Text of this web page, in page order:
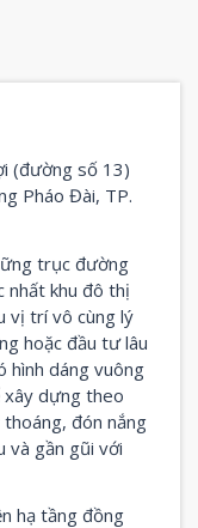
(đường số 13)
Pháo Đài, TP.
trục đường
nhất khu đô thị
vị trí vô cùng lý
hoặc đầu tư lâu
hình dáng vuông
dựng theo
đón nắng
và gần gũi với
hạ tầng đồng